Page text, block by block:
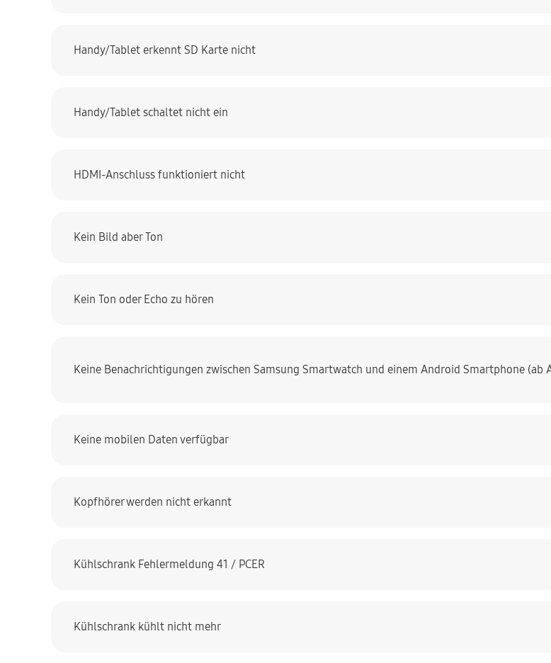
Handy/Tablet erkennt SD Karte nicht
Handy/Tablet schaltet nicht ein
HDMI-Anschluss funktioniert nicht
Kein Bild aber Ton
Kein Ton oder Echo zu hören
Keine Benachrichtigungen zwischen Samsung Smartwatch und einem Android Smartphone (ab
Keine mobilen Daten verfügbar
Kopfhörer werden nicht erkannt
Kühlschrank Fehlermeldung 41 / PCER
Kühlschrank kühlt nicht mehr